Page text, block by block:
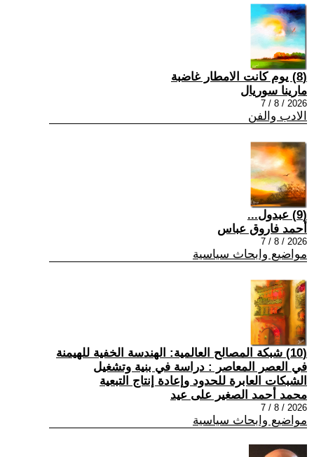
(8) يوم كانت الامطار غاضبة
مارينا سوريال
2026 / 8 / 7
الادب والفن
(9) عبدول...
أحمد فاروق عباس
2026 / 8 / 7
مواضيع وابحاث سياسية
(10) شبكة المصالح العالمية: الهندسة الخفية للهيمنة
في العصر المعاصر : دراسة في بنية وتشغيل
الشبكات العابرة للحدود وإعادة إنتاج التبعية
محمد أحمد الصغير على عيد
2026 / 8 / 7
مواضيع وابحاث سياسية